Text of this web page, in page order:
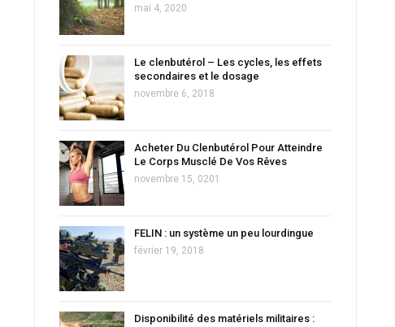
mai 4, 2020
Le clenbutérol – Les cycles, les effets
secondaires et le dosage
novembre 6, 2018
Acheter Du Clenbutérol Pour Atteindre
Le Corps Musclé De Vos Rêves
novembre 15, 0201
FELIN : un système un peu lourdingue
février 19, 2018
Disponibilité des matériels militaires :